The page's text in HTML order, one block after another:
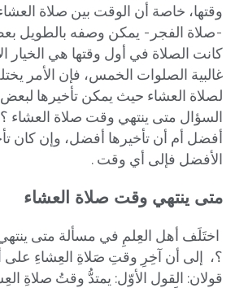
وقتها، خاصة أن الوقت بين صلاة العشاء
-صلاة الفجر- يمكن وصفه بالطويل
كانت الصلاة في أول وقتها هي الخيار
غالبية الصلوات الخمس، فإن الأمر
لصلاة العشاء حيث يمكن تأخيرها
السؤال متى ينتهي وقت صلاة العشاء
أفضل أم أن تأخيرها أفضل، وإن كان
الأفضل فإلى أي وقت .
متى ينتهي وقت صلاة العشاء
اختَلَف أهل العِلمِ في مسألة متى
؟، إلى أن آخِرِ وقتِ صَلاةِ العِشاءِ على
قولان: القول الأوّل: يمتدُّ وقتُ صلاةِ